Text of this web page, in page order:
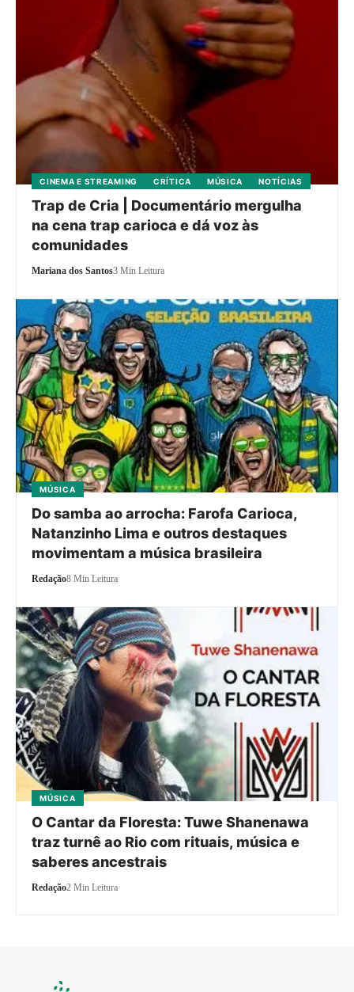
CINEMA E STREAMING CRÍTICA MÚSICA NOTÍCIAS
Trap de Cria | Documentário mergulha
na cena trap carioca e dá voz às
comunidades
Mariana dos Santos3 Min Leitura
MÚSICA
Do samba ao arrocha: Farofa Carioca,
Natanzinho Lima e outros destaques
movimentam a música brasileira
Redação8 Min Leitura
MÚSICA
O Cantar da Floresta: Tuwe Shanenawa
traz turnê ao Rio com rituais, música e
saberes ancestrais
Redação2 Min Leitura